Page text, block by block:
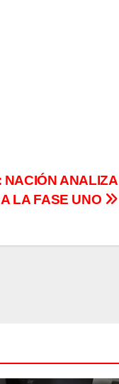
NACIÓN ANALIZA
LA FASE UNO